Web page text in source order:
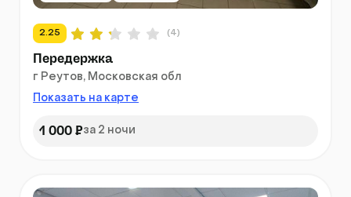
2.25 (4)
Передержка
г Реутов, Московская обл
Показать на карте
1 000 ₽за 2 ночи